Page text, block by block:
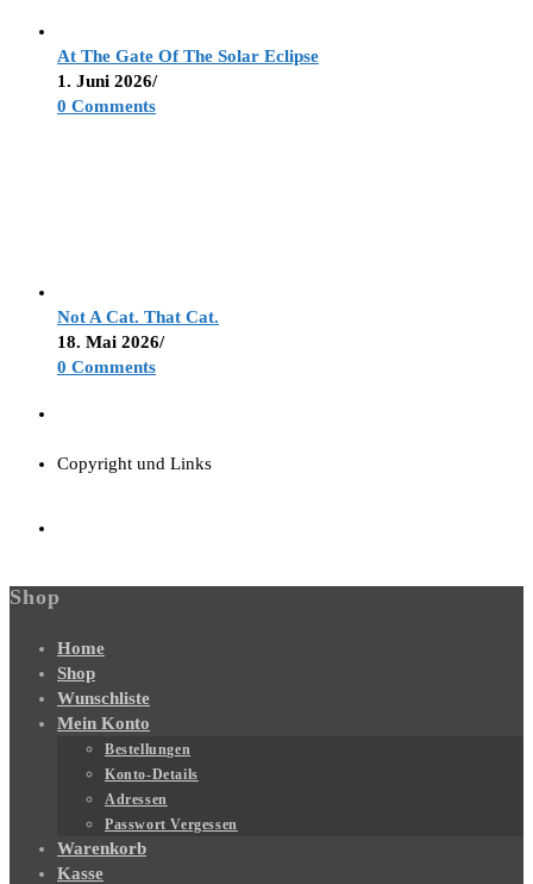
At The Gate Of The Solar Eclipse
1. Juni 2026/
0 Comments
Not A Cat. That Cat.
18. Mai 2026/
0 Comments
Copyright und Links
Shop
Home
Shop
Wunschliste
Mein Konto
Bestellungen
Konto-Details
Adressen
Passwort Vergessen
Warenkorb
Kasse